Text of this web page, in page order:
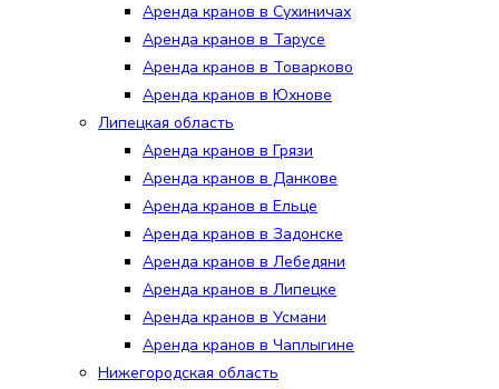
Аренда кранов в Сухиничах
Аренда кранов в Тарусе
Аренда кранов в Товарково
Аренда кранов в Юхнове
Липецкая область
Аренда кранов в Грязи
Аренда кранов в Данкове
Аренда кранов в Ельце
Аренда кранов в Задонске
Аренда кранов в Лебедяни
Аренда кранов в Липецке
Аренда кранов в Усмани
Аренда кранов в Чаплыгине
Нижегородская область